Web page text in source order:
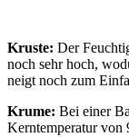
Kruste: Der
noch sehr hoch,
neigt noch zum
Krume: Bei einer
Kerntemperatur von